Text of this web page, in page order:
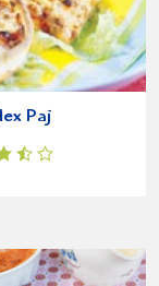
Paj